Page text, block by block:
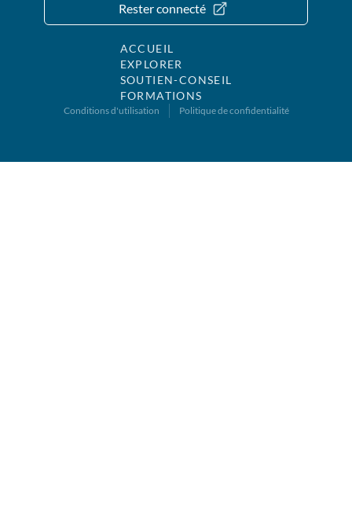
Rester connecté
ACCUEIL
EXPLORER
SOUTIEN-CONSEIL
FORMATIONS
Conditions d'utilisation Politique de confidentialité